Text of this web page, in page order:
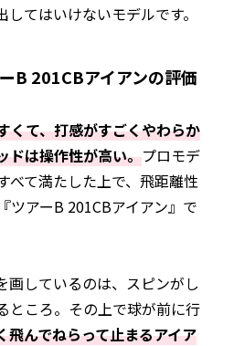
てはいけないモデルです。
B 201CBアイアンの評価
くて、打感がすごくやわらか
ドは操作性が高い。プロモデ
べて満たした上で、飛距離性
ツアーB 201CBアイアン』で
画しているのは、スピンがし
ところ。その上で球が前に行
飛んでねらって止まるアイア